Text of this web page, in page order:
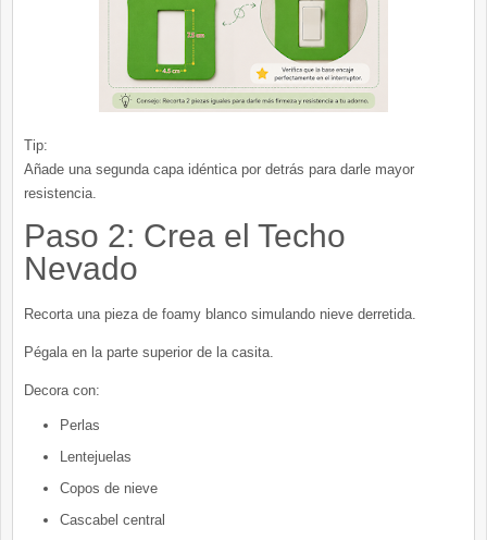
Tip:
Añade una segunda capa idéntica por detrás para darle mayor
resistencia.
Paso 2: Crea el Techo
Nevado
Recorta una pieza de foamy blanco simulando nieve derretida.
Pégala en la parte superior de la casita.
Decora con:
Perlas
Lentejuelas
Copos de nieve
Cascabel central